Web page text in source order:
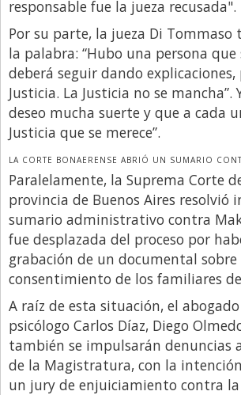
responsable fue la jueza recusada".
Por su parte, la jueza Di
la palabra: “Hubo una persona que
deberá seguir dando explicaciones,
Justicia. La Justicia no se mancha”.
deseo mucha suerte y que a cada
Justicia que se merece”.
LA CORTE BONAERENSE ABRIÓ UN SUMARIO
Paralelamente, la Suprema Corte
provincia de Buenos Aires resolvió
sumario administrativo contra
fue desplazada del proceso por
grabación de un documental
consentimiento de los familiares
A raíz de esta situación, el
psicólogo Carlos Díaz, Diego
también se impulsarán denuncias
de la Magistratura, con la
un jury de enjuiciamiento contra